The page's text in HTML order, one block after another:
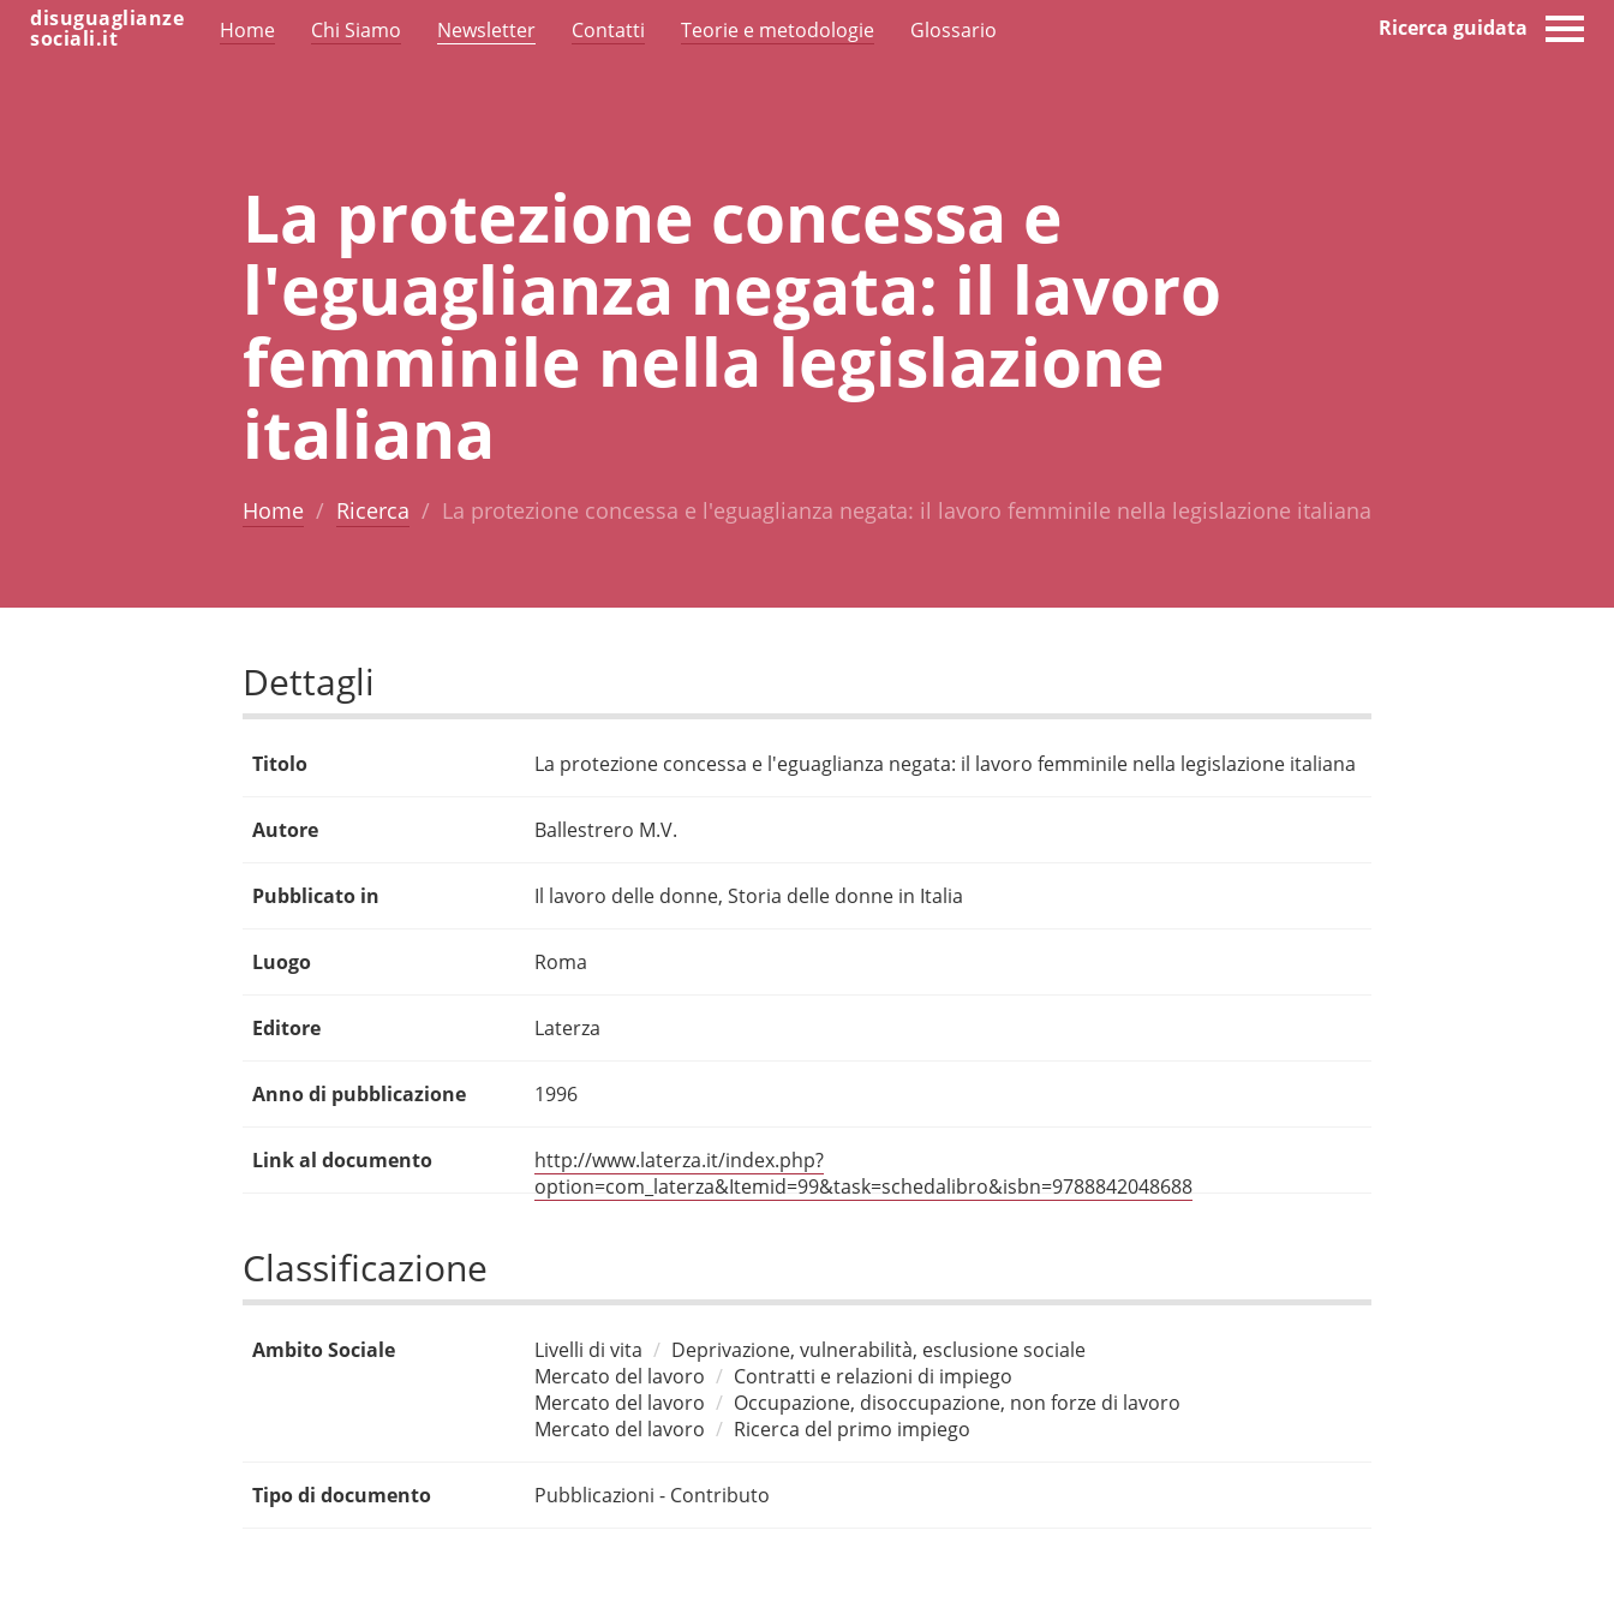
disuguaglianze
sociali.it Home Chi Siamo Newsletter Contatti Teorie e metodologie Glossario Ricerca guidata
La protezione concessa e
l'eguaglianza negata: il lavoro
femminile nella legislazione
italiana
Home Ricerca La protezione concessa e l'eguaglianza negata: il lavoro femminile nella legislazione italiana
Dettagli
Titolo La protezione concessa e l'eguaglianza negata: il lavoro femminile nella legislazione italiana
Autore Ballestrero M.V.
Pubblicato in Il lavoro delle donne, Storia delle donne in Italia
Luogo Roma
Editore Laterza
Anno di pubblicazione 1996
Link al documento
http://www.laterza.it/index.php?
option=com_laterza&Itemid=99&task=schedalibro&isbn=9788842048688
Classificazione
Ambito Sociale Livelli di vita
Deprivazione, vulnerabilità, esclusione sociale
Mercato del lavoro
Contratti e relazioni di impiego
Mercato del lavoro
Occupazione, disoccupazione, non forze di lavoro
Mercato del lavoro
Ricerca del primo impiego
Tipo di documento Pubblicazioni - Contributo